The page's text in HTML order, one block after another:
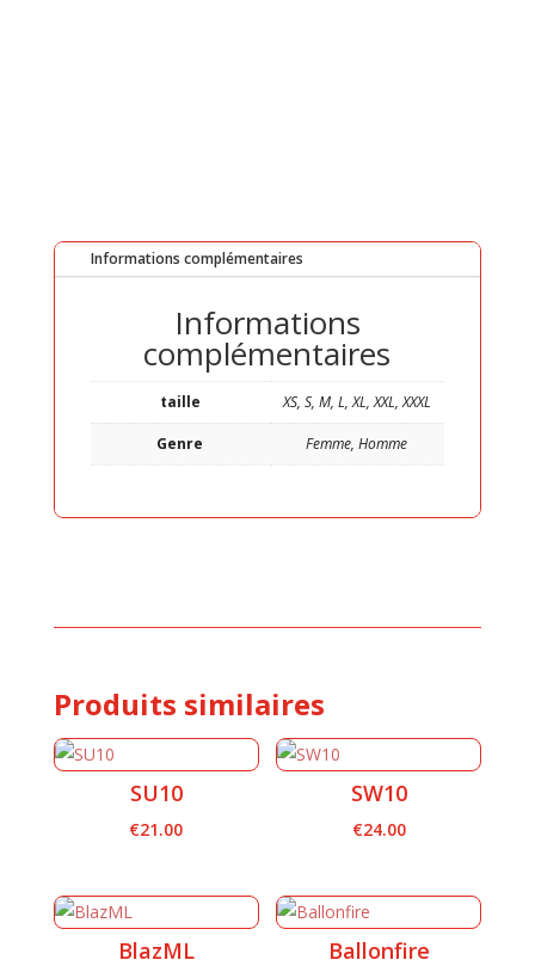
Informations complémentaires
Informations
complémentaires
taille XS, S, M, L, XL, XXL, XXXL
Genre Femme, Homme
Produits similaires
SU10
€21.00
SW10
€24.00
BlazML Ballonfire